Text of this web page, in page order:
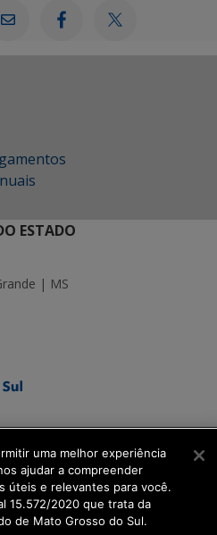
ESTADO
| MS
uma melhor experiência
ajudar a compreender
úteis e relevantes para você.
15.572/2020 que trata da
de Mato Grosso do Sul.